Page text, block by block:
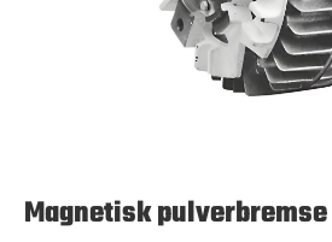
Magnetisk pulverbremse